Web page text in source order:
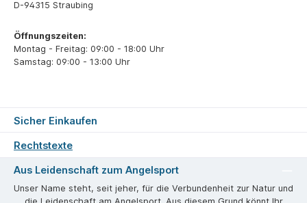
D-94315 Straubing
Öffnungszeiten:
Montag - Freitag: 09:00 - 18:00 Uhr
Samstag: 09:00 - 13:00 Uhr
Sicher Einkaufen
Rechtstexte
Aus Leidenschaft zum Angelsport
Unser Name steht, seit jeher, für die Verbundenheit zur Natur und